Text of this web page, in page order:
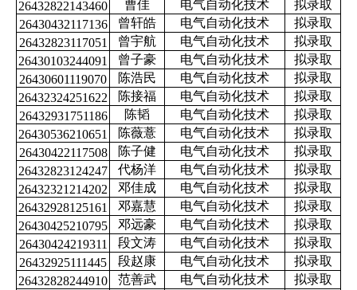
26432822143460
曹佳 电气自动化技术
拟录取
26430432117136
曾轩皓 电气自动化技术
拟录取
26432823117051
曾宇航 电气自动化技术
拟录取
26430103244091
曾子豪 电气自动化技术
拟录取
26430601119070
陈浩民 电气自动化技术
拟录取
26432324251622
陈接福 电气自动化技术
拟录取
26432931751186
陈韬 电气自动化技术
拟录取
26430536210651
陈薇薏 电气自动化技术
拟录取
26430422117508
陈子健 电气自动化技术
拟录取
26432823124247
代杨洋 电气自动化技术
拟录取
26432321214202
邓佳成 电气自动化技术
拟录取
26432928125161
邓嘉慧 电气自动化技术
拟录取
26430425210795
邓远豪 电气自动化技术
拟录取
26430424219311
段文涛 电气自动化技术
拟录取
26432925111445
段赵康 电气自动化技术
拟录取
26432828244910
范善武 电气自动化技术
拟录取